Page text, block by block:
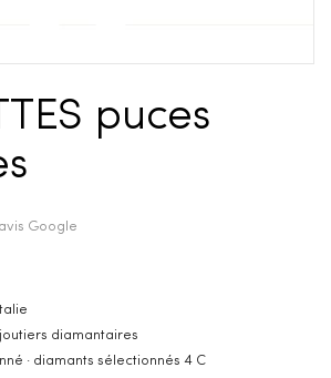
puces
avis Google
diamantaires
· diamants sélectionnés 4 C